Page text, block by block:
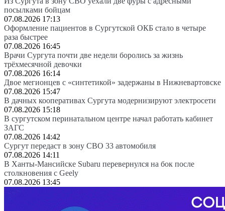
посылками бойцам
07.08.2026 17:13
Оформление пациентов в Сургутской ОКБ стало в четыре
раза быстрее
07.08.2026 16:45
Врачи Сургута почти две недели боролись за жизнь
трёхмесячной девочки
07.08.2026 16:14
Двое мегионцев с «синтетикой» задержаны в Нижневартовске
07.08.2026 15:47
В дачных кооперативах Сургута модернизируют электросети
07.08.2026 15:18
В сургутском перинатальном центре начал работать кабинет
ЗАГС
07.08.2026 14:42
Сургут передаст в зону СВО 33 автомобиля
07.08.2026 14:11
В Ханты-Мансийске Subaru перевернулся на бок после
столкновения с Geely
07.08.2026 13:45